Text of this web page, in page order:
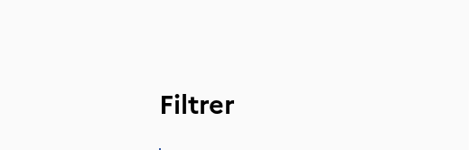
Filtrer